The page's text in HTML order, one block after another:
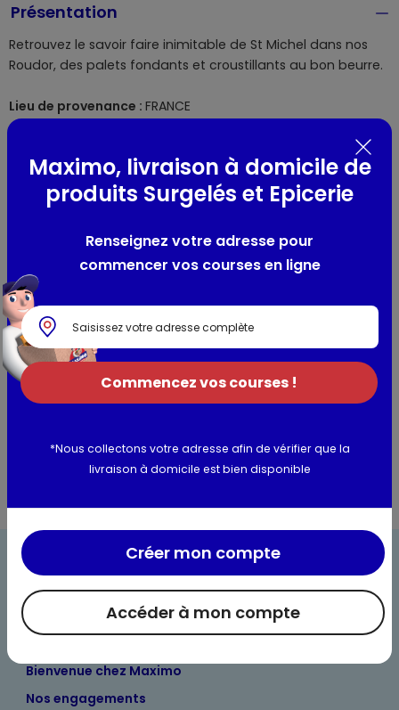
Présentation
Retrouvez le savoir faire inimitable de St Michel dans nos
Roudor, des palets fondants et croustillants au bon beurre.
Lieu de provenance : FRANCE
Utilisation et conservation
Composition / Ingrédients / Allergènes
farine de BLÉ 52%, BEURRE 30%, sucre, OEUFS, sel, poudres à
lever : carbonates d'ammonium et de sodium et acide
LAIT, GLUTEN, OEUF, BLÉ,graines de sésame, fruits
à coque, soja, lactosérum
Valeurs nutritionnelles
Bienvenue chez Maximo
Nos engagements
Maximo, livraison à domicile de
produits Surgelés et Epicerie
Renseignez votre adresse pour
commencer vos courses en ligne
Commencez vos courses !
*Nous collectons votre adresse afin de vérifier que la
livraison à domicile est bien disponible
Accéder à mon compte
Créer mon compte